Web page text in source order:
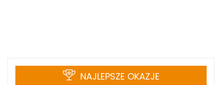
NAJLEPSZE OKAZJE